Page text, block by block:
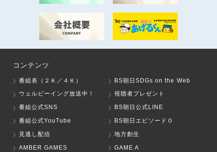
コンテンツ
番組表（２Ｋ／４Ｋ）
BS朝日SDGs on the Web
ウェルビーイング放送中！
視聴者プレゼント
番組公式SNS
BS朝日公式LINE
番組公式YouTube
BS朝日エピソード０
見逃し配信
地方創生
AMBER GAMES
GAME A